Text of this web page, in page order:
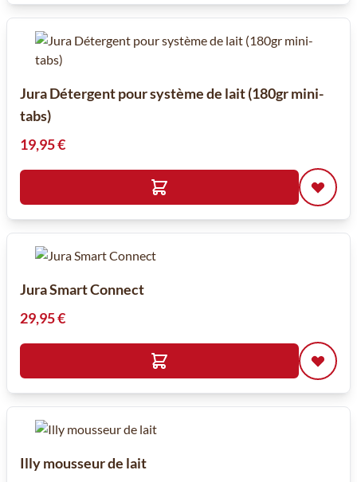
Jura Détergent pour système de lait (180gr mini-
tabs)
19,95 €
Jura Smart Connect
29,95 €
Illy mousseur de lait